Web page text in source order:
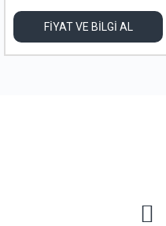
FİYAT VE BİLGİ AL